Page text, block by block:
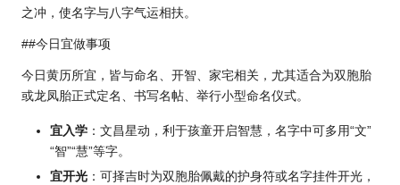
之冲，使名字与八字气运相扶。
##今日宜做事项
今日黄历所宜，皆与命名、开智、家宅相关，尤其适合为双胞胎
或龙凤胎正式定名、书写名帖、举行小型命名仪式。
宜入学 ：文昌星动，利于孩童开启智慧，名字中可多用“文”
“智”“慧”等字。
宜开光 ：可择吉时为双胞胎佩戴的护身符或名字挂件开光，